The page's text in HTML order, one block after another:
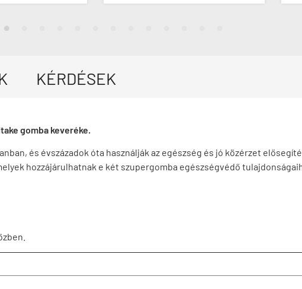
KÉRDÉSEK
gomba keveréke.
és évszázadok óta használják az egészség és jó közérzet
hozzájárulhatnak e két szupergomba egészségvédő